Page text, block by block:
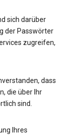
sich darüber
der Passwörter
zugreifen,
dass
die über Ihr
sind.
Ihres